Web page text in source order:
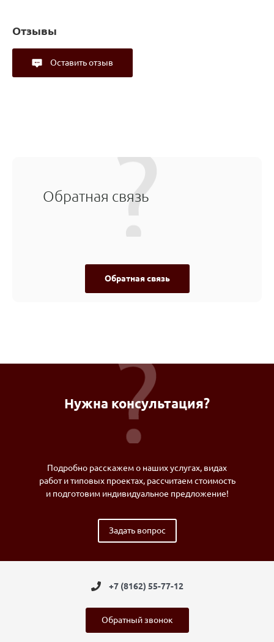
Отзывы
Оставить отзыв
Обратная связь
Обратная связь
Нужна консультация?
Подробно расскажем о наших услугах, видах
работ и типовых проектах, рассчитаем стоимость
и подготовим индивидуальное предложение!
Задать вопрос
+7 (8162) 55-77-12
Обратный звонок